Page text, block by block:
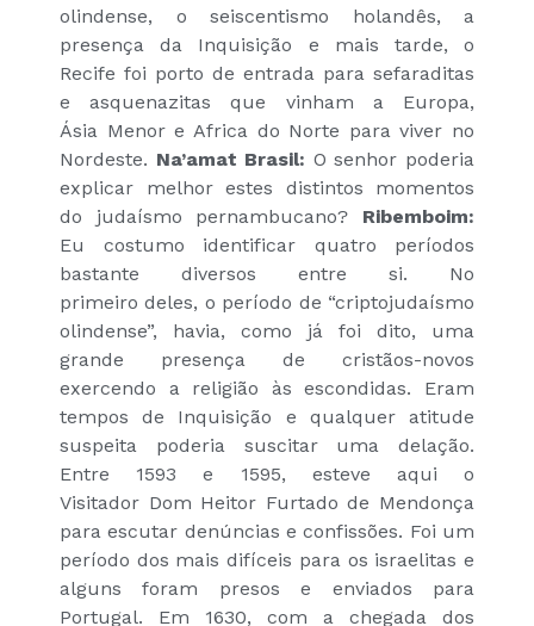
olindense, o seiscentismo holandês, a
presença da Inquisição e mais tarde, o
Recife foi porto de entrada para sefaraditas
e asquenazitas que vinham a Europa,
Ásia Menor e Africa do Norte para viver no
Nordeste. Na’amat Brasil: O senhor poderia
explicar melhor estes distintos momentos
do judaísmo pernambucano? Ribemboim:
Eu costumo identificar quatro períodos
bastante diversos entre si. No
primeiro deles, o período de “criptojudaísmo
olindense”, havia, como já foi dito, uma
grande presença de cristãos-novos
exercendo a religião às escondidas. Eram
tempos de Inquisição e qualquer atitude
suspeita poderia suscitar uma delação.
Entre 1593 e 1595, esteve aqui o
Visitador Dom Heitor Furtado de Mendonça
para escutar denúncias e confissões. Foi um
período dos mais difíceis para os israelitas e
alguns foram presos e enviados para
Portugal. Em 1630, com a chegada dos